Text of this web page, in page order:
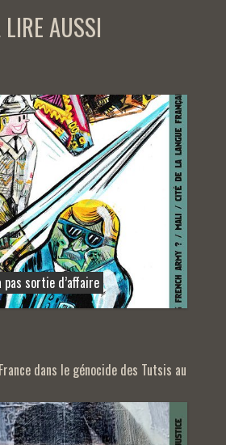
LIRE AUSSI
pas sortie d’affaire
dans le génocide des Tutsis au